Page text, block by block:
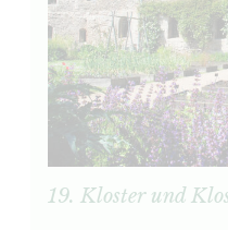
19. Kloster und